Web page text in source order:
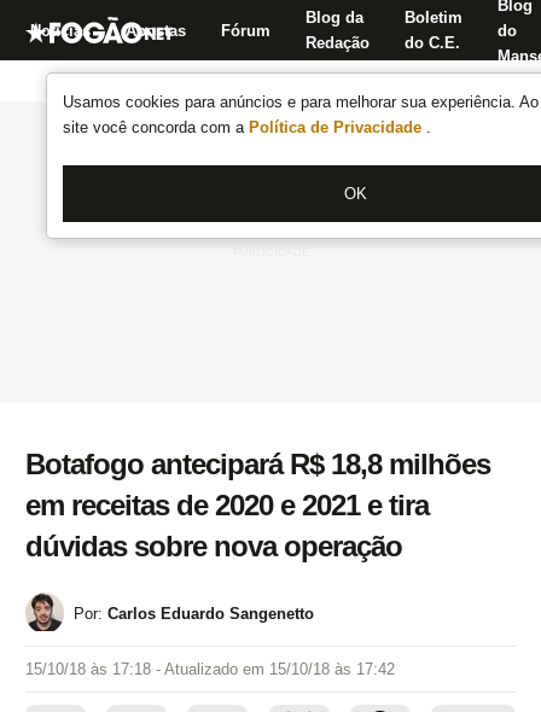
Usamos cookies para anúncios e para melhorar sua experiência.
site você concorda com a Política de Privacidade .
OK
Notícias Apostas Fórum
Blog da
Redação
Boletim
do C.E.
Blog
do
Botafogo antecipará R$ 18,8 milhões
em receitas de 2020 e 2021 e tira
dúvidas sobre nova operação
Por: Carlos Eduardo Sangenetto
15/10/18 às 17:18 - Atualizado em 15/10/18 às 17:42